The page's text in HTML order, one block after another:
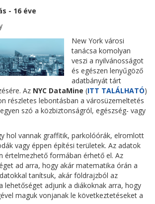
- 16 éve
New York városi
tanácsa komolyan
veszi a nyilvánosságot
és egészen lenyűgöző
adatbányát tárt
Az NYC DataMine (ITT TALÁLHATÓ)
részletes lebontásban a városüzemeltetés
szó a közbiztonságról, egészség- vagy
hol vannak graffitik, parkolóórák, elromlott
vagy éppen építési területek. Az adatok
értelmezhető formában érhető el. Az
ad arra, hogy akár matematika órán a
tanítsuk, akár földrajzból az
lehetőséget adjunk a diákoknak arra, hogy
maguk vonjanak le következtetéseket a